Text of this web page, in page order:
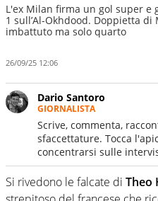
L'ex Milan firma un gol super e
1 sull’Al-Okhdood. Doppietta di
imbattuto ma solo quarto
26/09/25 12:06
Dario Santoro
GIORNALISTA
Scrive, commenta,
sfaccettature. Tocca
concentrarsi sulle
Si rivedono le falcate di Theo